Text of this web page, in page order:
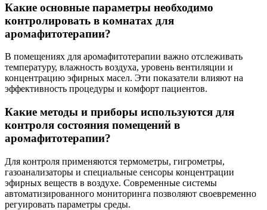
Какие основные параметры необходимо
контролировать в комнатах для
аромафитотерапии?
В помещениях для аромафитотерапии важно отслеживать
температуру, влажность воздуха, уровень вентиляции и
концентрацию эфирных масел. Эти показатели влияют на
эффективность процедуры и комфорт пациентов.
Какие методы и приборы используются для
контроля состояния помещений в
аромафитотерапии?
Для контроля применяются термометры, гигрометры,
газоанализаторы и специальные сенсоры концентрации
эфирных веществ в воздухе. Современные системы
автоматизированного мониторинга позволяют своевременно
регуировать параметры среды.